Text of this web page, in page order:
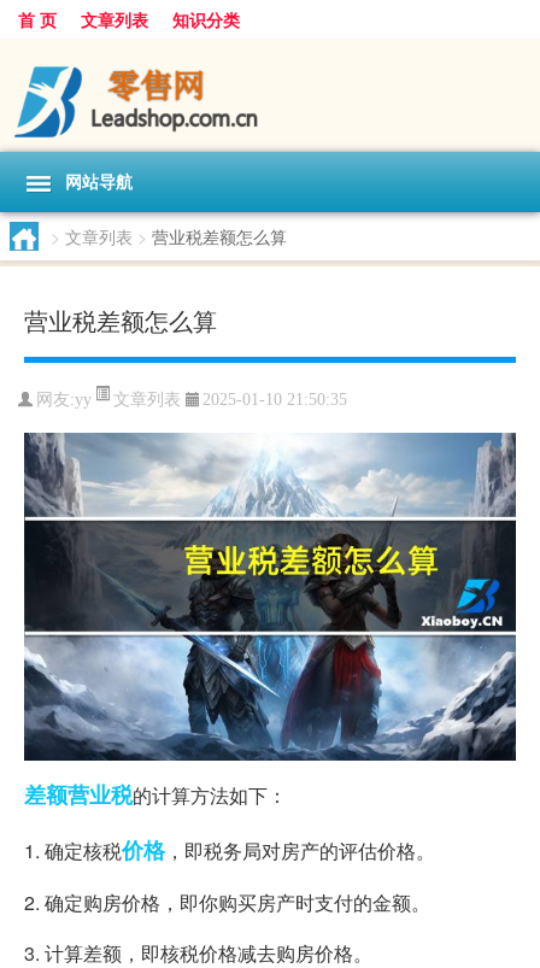
首 页 文章列表 知识分类
网站导航
> 文章列表 > 营业税差额怎么算
营业税差额怎么算
网友:yy 文章列表 2025-01-10 21:50:35
差额营业税的计算方法如下：
1. 确定核税价格，即税务局对房产的评估价格。
2. 确定购房价格，即你购买房产时支付的金额。
3. 计算差额，即核税价格减去购房价格。